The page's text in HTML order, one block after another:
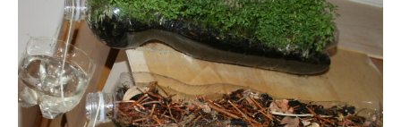
TUTTI GLI
ARGOMENTI
PER ETA'
TUTTI GLI
ARTICOLI
papà
FESTE
DELL'ANNO
classe
2a
classe
3a